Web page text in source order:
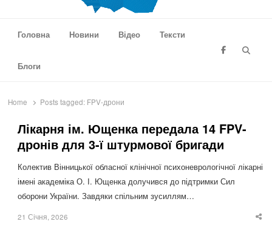
Головна
Новини Відео Тексти
Блоги
Home Posts tagged: FPV-дрони
Лікарня ім. Ющенка передала 14 FPV-
дронів для 3-ї штурмової бригади
Колектив Вінницької обласної клінічної психоневрологічної лікарні
імені академіка О. І. Ющенка долучився до підтримки Сил
оборони України. Завдяки спільним зусиллям…
21 Січня, 2026